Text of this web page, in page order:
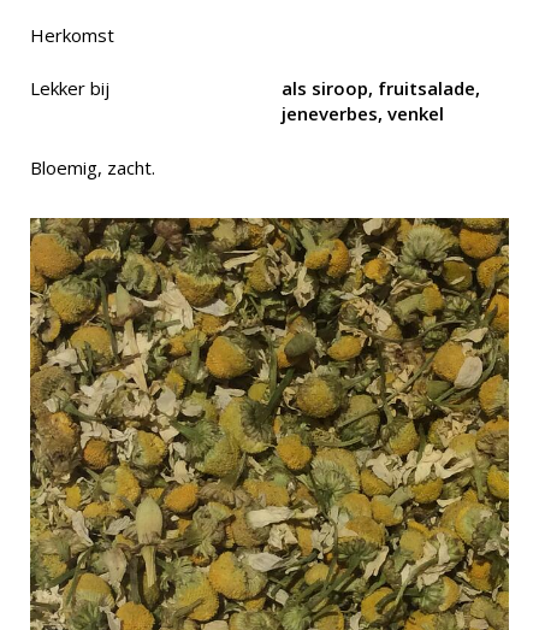
Herkomst
Lekker bij
als siroop, fruitsalade,
jeneverbes, venkel
Bloemig, zacht.